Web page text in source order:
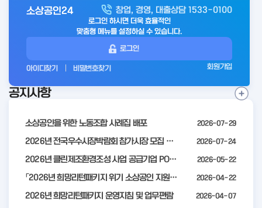
아
전
소상공인24 창업, 경영, 대출상담 1533-0100
로그인 하시면 더욱 효율적인
맞춤형 메뉴를 설정하실 수 있습니다.
로그인
아이디찾기 비밀번호찾기 회원가입
공지사항
소상공인을 위한 노동조합 사례집 배포 2026-07-29
2026년 전국우수시장박람회 참가시장 모집 공고 2026-07-24
2026년 클린제조환경조성 사업 공급기업 POOL 안내 2026-05-22
「2026년 희망리턴패키지 위기 소상공인 지원」모집 통합 2차 수정 공고 2026-04-22
2026년 희망리턴패키지 운영지침 및 업무편람 2026-04-07
공